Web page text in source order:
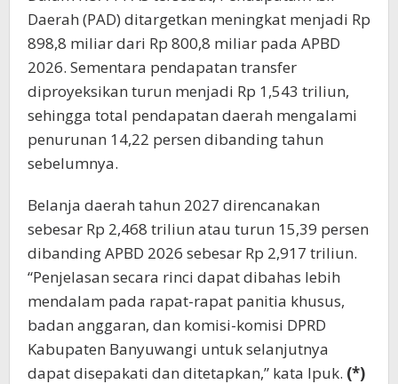
Daerah (PAD) ditargetkan meningkat menjadi Rp
898,8 miliar dari Rp 800,8 miliar pada APBD
2026. Sementara pendapatan transfer
diproyeksikan turun menjadi Rp 1,543 triliun,
sehingga total pendapatan daerah mengalami
penurunan 14,22 persen dibanding tahun
sebelumnya.
Belanja daerah tahun 2027 direncanakan
sebesar Rp 2,468 triliun atau turun 15,39 persen
dibanding APBD 2026 sebesar Rp 2,917 triliun.
“Penjelasan secara rinci dapat dibahas lebih
mendalam pada rapat-rapat panitia khusus,
badan anggaran, dan komisi-komisi DPRD
Kabupaten Banyuwangi untuk selanjutnya
dapat disepakati dan ditetapkan,” kata Ipuk. (*)